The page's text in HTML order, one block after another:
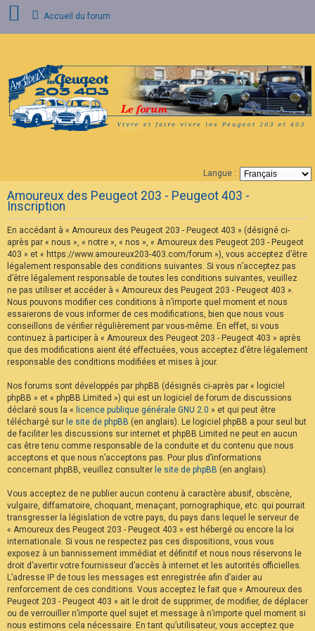
o
n
n
e
x
A
Q
Accueil du forum
Langue :
Amoureux des Peugeot 203 - Peugeot 403 -
Inscription
En accédant à « Amoureux des Peugeot 203 - Peugeot 403 » (désigné ci-
après par « nous », « notre », « nos », « Amoureux des Peugeot 203 - Peugeot
403 » et « https://www.amoureux203-403.com/forum »), vous acceptez d’être
légalement responsable des conditions suivantes. Si vous n’acceptez pas
d’être légalement responsable de toutes les conditions suivantes, veuillez
ne pas utiliser et accéder à « Amoureux des Peugeot 203 - Peugeot 403 ».
Nous pouvons modifier ces conditions à n’importe quel moment et nous
essaierons de vous informer de ces modifications, bien que nous vous
conseillons de vérifier régulièrement par vous-même. En effet, si vous
continuez à participer à « Amoureux des Peugeot 203 - Peugeot 403 » après
que des modifications aient été effectuées, vous acceptez d’être légalement
responsable des conditions modifiées et mises à jour.
Nos forums sont développés par phpBB (désignés ci-après par « logiciel
phpBB » et « phpBB Limited ») qui est un logiciel de forum de discussions
déclaré sous la « licence publique générale GNU 2.0 » et qui peut être
téléchargé sur le site de phpBB (en anglais). Le logiciel phpBB a pour seul but
de faciliter les discussions sur internet et phpBB Limited ne peut en aucun
cas être tenu comme responsable de la conduite et du contenu que nous
acceptons et que nous n’acceptons pas. Pour plus d’informations
concernant phpBB, veuillez consulter le site de phpBB (en anglais).
Vous acceptez de ne publier aucun contenu à caractère abusif, obscène,
vulgaire, diffamatoire, choquant, menaçant, pornographique, etc. qui pourrait
transgresser la législation de votre pays, du pays dans lequel le serveur de
« Amoureux des Peugeot 203 - Peugeot 403 » est hébergé ou encore la loi
internationale. Si vous ne respectez pas ces dispositions, vous vous
exposez à un bannissement immédiat et définitif et nous nous réservons le
droit d’avertir votre fournisseur d’accès à internet et les autorités officielles.
L’adresse IP de tous les messages est enregistrée afin d’aider au
renforcement de ces conditions. Vous acceptez le fait que « Amoureux des
Peugeot 203 - Peugeot 403 » ait le droit de supprimer, de modifier, de déplacer
ou de verrouiller n’importe quel sujet et message à n’importe quel moment si
nous estimons cela nécessaire. En tant qu’utilisateur, vous acceptez que